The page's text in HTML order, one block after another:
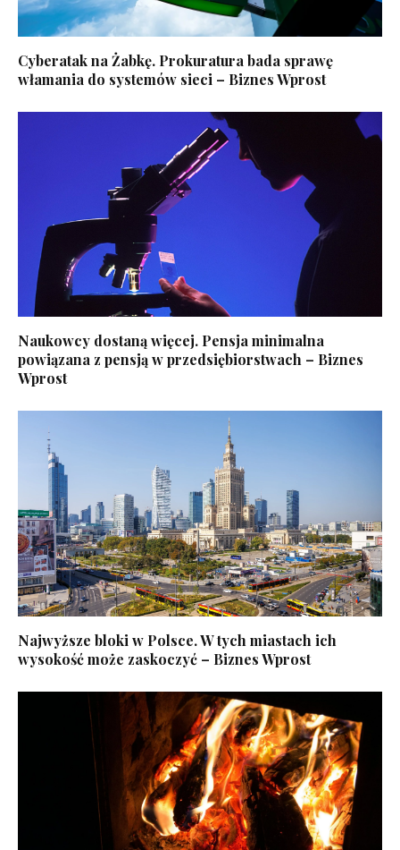
Cyberatak na Żabkę. Prokuratura bada sprawę
włamania do systemów sieci – Biznes Wprost
Naukowcy dostaną więcej. Pensja minimalna
powiązana z pensją w przedsiębiorstwach – Biznes
Wprost
Najwyższe bloki w Polsce. W tych miastach ich
wysokość może zaskoczyć – Biznes Wprost